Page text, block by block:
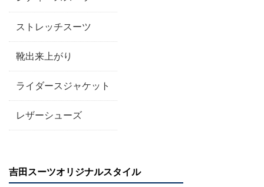
ストレッチスーツ
靴出来上がり
ライダースジャケット
レザーシューズ
吉田スーツオリジナルスタイル